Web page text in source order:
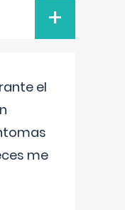
+
el
me